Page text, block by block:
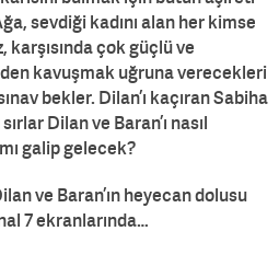
sevdiği kadını alan her kimse
çok güçlü ve
kavuşmak uğruna verecekleri
bekler. Dilan’ı kaçıran Sabiha
Dilan ve Baran’ı nasıl
galip gelecek?
ve Baran’ın heyecan dolusu
7 ekranlarında…